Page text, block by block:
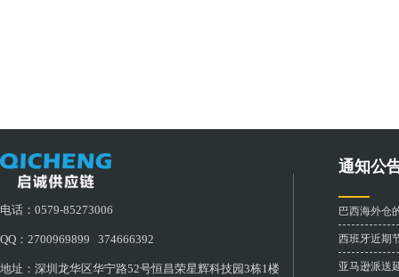
电话：0579-85273006
QQ：2700969899 374666392
地址：深圳龙华区华宁路52号恒昌荣星辉科技园3栋1楼
通知公
巴西海外仓
西班牙近期
亚马逊派送